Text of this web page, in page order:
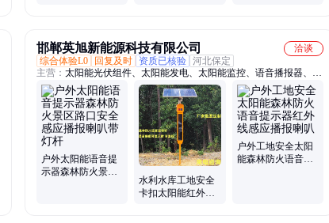
邯郸英旭新能源科技有限公司
洽谈
综合体验L0
回复及时 资质已核验 河北保定
主营： 太阳能光伏组件、太阳能发电、太阳能监控、语音播报器、路
灯、灯杆、路灯头、锂电池、杀虫灯、景观灯庭院灯、储能锂电池、
集装箱储能、215kwh储能柜、离网逆变器、逆控一体机、混网、太
阳能语音宣传杆
户外太阳能语音提
示器森林防火景区
水利水库工地安全
卡扣太阳能红外感
户外工地安全太阳
能森林防火语音提